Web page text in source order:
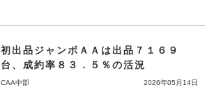
初出品ジャンボＡＡは出品７１６９
台、成約率８３．５％の活況
CAA中部 2026年05月14日